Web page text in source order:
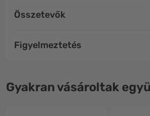
Összetevők
Figyelmeztetés
Gyakran vásároltak